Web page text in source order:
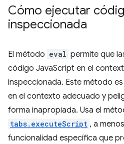
Cómo ejecutar
inspeccionada
El método eval permite que
código JavaScript en el
inspeccionada. Este método
en el contexto adecuado y
forma inapropiada. Usa el
tabs.executeScript , a
funcionalidad específica que